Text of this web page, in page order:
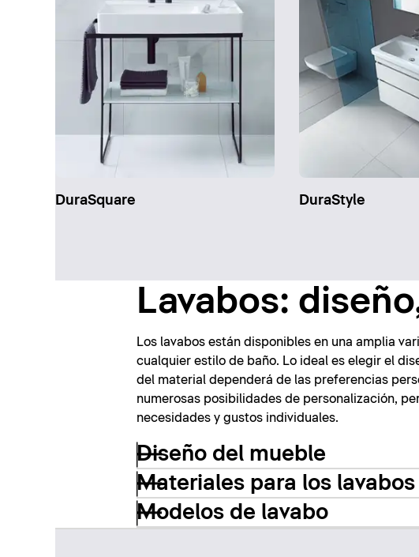
DuraSquare DuraStyle
Lavabos:
Los lavabos están disponibles en una amplia
cualquier estilo de baño. Lo ideal es elegir el
del material dependerá de las preferencias
numerosas posibilidades de personalización,
necesidades y gustos individuales.
Diseño del mueble
Materiales para los lavabos
Modelos de lavabo